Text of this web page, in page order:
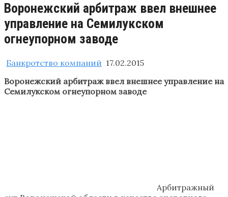
Воронежский арбитраж ввел внешнее
управление на Семилукском
огнеупорном заводе
Банкротство компаний 17.02.2015
Воронежский арбитраж ввел внешнее управление на
Семилукском огнеупорном заводе
Арбитражный